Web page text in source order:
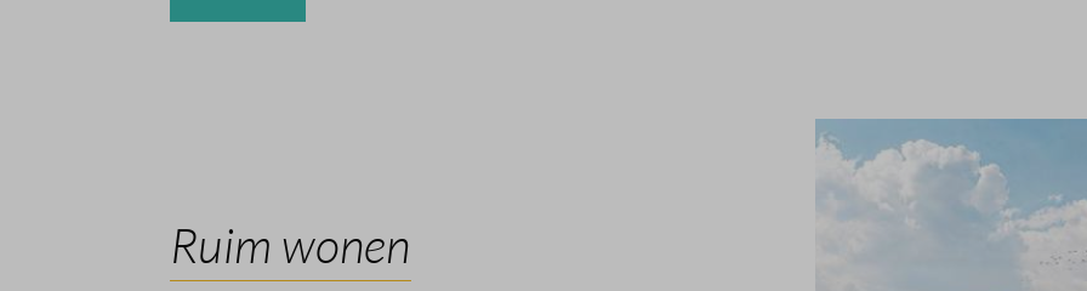
Ruim wonen